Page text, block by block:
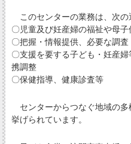
このセンターの業務は、次の
〇児童及び妊産婦の福祉や母
〇把握・情報提供、必要な調査
〇支援を要する子ども・妊産
携調整
〇保健指導、健康診査等
センターからつなぐ地域の多
挙げられています。